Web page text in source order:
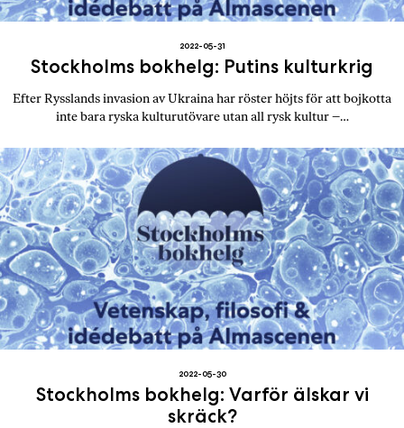
Stockholms bokhelg: Putins kulturkrig
2022-05-31
Efter Rysslands invasion av Ukraina har röster höjts för att bojkotta
inte bara ryska kulturutövare utan all rysk kultur –…
Stockholms bokhelg: Varför älskar vi
skräck?
2022-05-30